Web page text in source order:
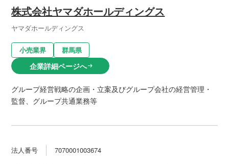
株式会社ヤマダホールディングス
ヤマダホールディングス
小売業界 群馬県
企業詳細ページへarrow_right_alt
グループ経営戦略の企画・立案及びグループ会社の経営管理・
監督、グループ共通業務等
法人番号 7070001003674